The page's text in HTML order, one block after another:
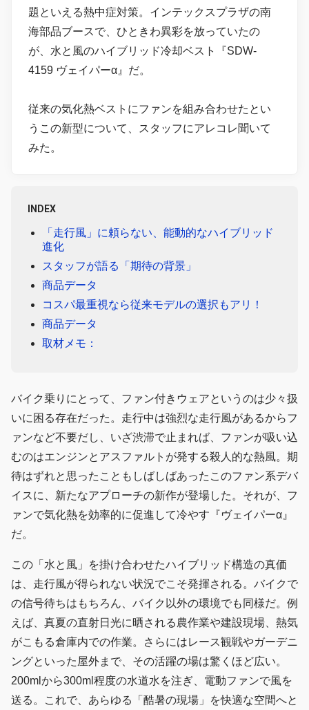
題といえる熱中症対策。インテックスプラザの南
海部品ブースで、ひときわ異彩を放っていたの
が、水と風のハイブリッド冷却ベスト『SDW-
4159 ヴェイパーα』だ。
従来の気化熱ベストにファンを組み合わせたとい
うこの新型について、スタッフにアレコレ聞いて
みた。
INDEX
「走行風」に頼らない、能動的なハイブリッド
進化
スタッフが語る「期待の背景」
商品データ
コスパ最重視なら従来モデルの選択もアリ！
商品データ
取材メモ：
バイク乗りにとって、ファン付きウェアというのは少々扱
いに困る存在だった。走行中は強烈な走行風があるからフ
ァンなど不要だし、いざ渋滞で止まれば、ファンが吸い込
むのはエンジンとアスファルトが発する殺人的な熱風。期
待はずれと思ったこともしばしばあったこのファン系デバ
イスに、新たなアプローチの新作が登場した。それが、フ
ァンで気化熱を効率的に促進して冷やす『ヴェイパーα』
だ。
この「水と風」を掛け合わせたハイブリッド構造の真価
は、走行風が得られない状況でこそ発揮される。バイクで
の信号待ちはもちろん、バイク以外の環境でも同様だ。例
えば、真夏の直射日光に晒される農作業や建設現場、熱気
がこもる倉庫内での作業。さらにはレース観戦やガーデニ
ングといった屋外まで、その活躍の場は驚くほど広い。
200mlから300ml程度の水道水を注ぎ、電動ファンで風を
送る。これで、あらゆる「酷暑の現場」を快適な空間へと